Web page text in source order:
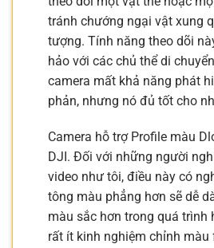
tránh chướng ngại vật xung
tượng. Tính năng theo dõi
hảo với các chủ thể di
camera mất khả năng phát
phản, nhưng nó đủ tốt cho
Camera hỗ trợ Profile màu
DJI. Đối với những người
video như tôi, điều này có
tông màu phẳng hơn sẽ dễ
màu sắc hơn trong quá trình
rất ít kinh nghiệm chỉnh màu